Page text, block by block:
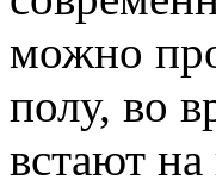
можно
полу, во
встают